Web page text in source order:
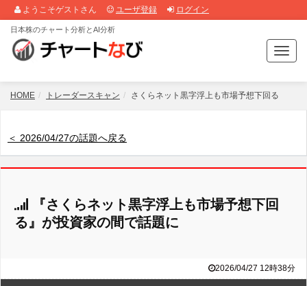
ようこそゲストさん ユーザ登録 ログイン
T
o
g
日本株のチャート分析とAI分析
HOME トレーダースキャン さくらネット黒字浮上も市場予想下回る
＜ 2026/04/27の話題へ戻る
『さくらネット黒字浮上も市場予想下回
る』が投資家の間で話題に
2026/04/27 12時38分